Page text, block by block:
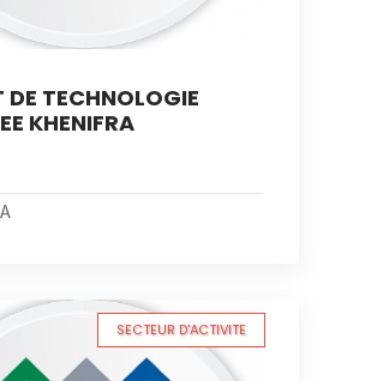
DE TECHNOLOGIE
KHENIFRA
SECTEUR D'ACTIVITE